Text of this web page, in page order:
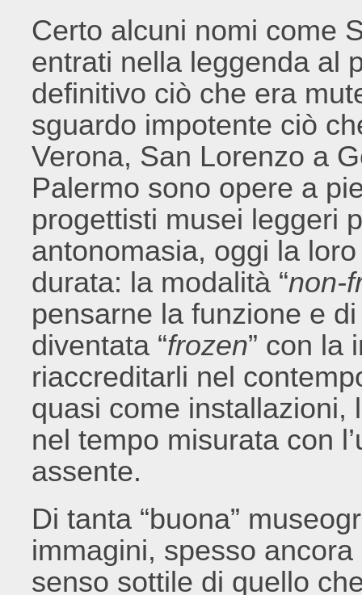
Certo alcuni nomi come
entrati nella leggenda al
definitivo ciò che era
sguardo impotente ciò
Verona, San Lorenzo a
Palermo sono opere a
progettisti musei leggeri
antonomasia, oggi la
durata: la modalità “non-
pensarne la funzione e
diventata “frozen” con la
riaccreditarli nel
quasi come installazioni,
nel tempo misurata con
assente.
Di tanta “buona”
immagini, spesso
senso sottile di quello